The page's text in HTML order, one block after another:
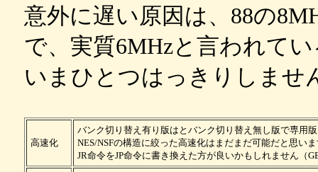
意外に遅い原因は、88の
で、実質6MHzと言われて
いまひとつはっきりしませ
高速化
バンク切り替え有り版はとバンク切り替え無し版で専用
NES/NSFの構造に絞った高速化はまだまだ可能だと思い
JR命令をJP命令に書き換えた方が良いかもしれません（